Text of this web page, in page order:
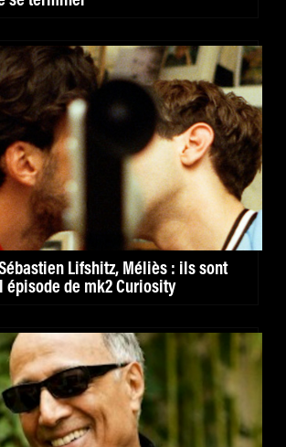
Lifshitz, Méliès : ils sont
épisode de mk2 Curiosity